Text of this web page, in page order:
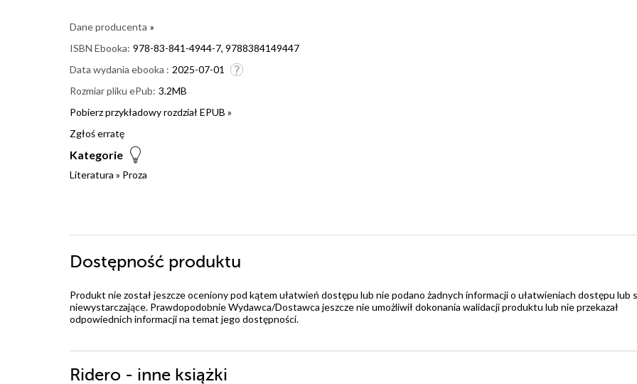
Dane producenta »
ISBN Ebooka: 978-83-841-4944-7, 9788384149447
Data wydania ebooka : 2025-07-01
Rozmiar pliku ePub: 3.2MB
Pobierz przykładowy rozdział EPUB »
Zgłoś erratę
Kategorie
Literatura » Proza
Dostępność produktu
Produkt nie został jeszcze oceniony pod kątem ułatwień dostępu lub nie podano żadnych informacji o ułatwieniach dostępu lub
niewystarczające. Prawdopodobnie Wydawca/Dostawca jeszcze nie umożliwił dokonania walidacji produktu lub nie przekazał
odpowiednich informacji na temat jego dostępności.
Ridero - inne książki